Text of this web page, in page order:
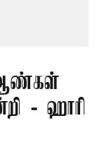
- ஹாரி